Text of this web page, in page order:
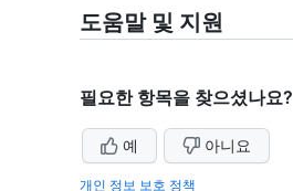
도움말 및 지원
필요한 항목을 찾으셨나요?
예 아니요
개인 정보 보호 정책